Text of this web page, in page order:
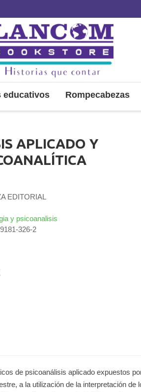
educativos Rompecabezas
APLICADO Y
EDITORIAL
y psicoanalisis
326-2
de psicoanálisis aplicado expuestos
a la utilización de la interpretación